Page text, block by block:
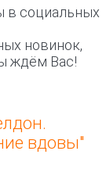
в социальных
новинок,
ждём Вас!
вдовы"